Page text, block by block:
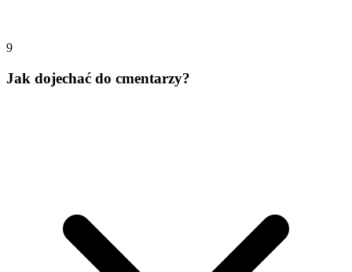
9
Jak dojechać do cmentarzy?